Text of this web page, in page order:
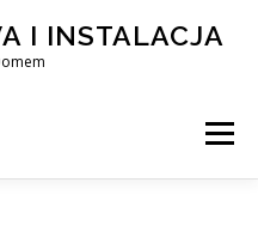
I INSTALACJA
Menu